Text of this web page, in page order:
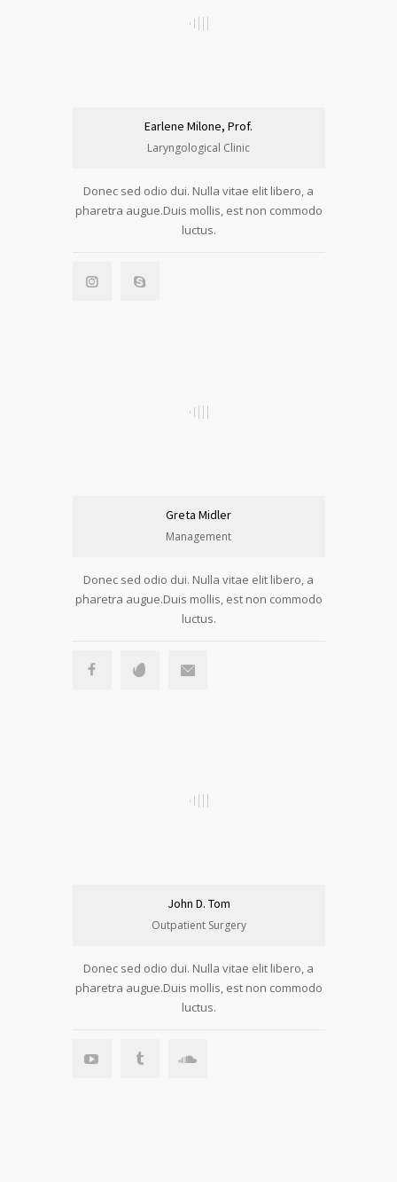
Earlene Milone, Prof.
Laryngological Clinic
Donec sed odio dui. Nulla vitae elit libero, a
pharetra augue.Duis mollis, est non commodo
luctus.
Greta Midler
Management
Donec sed odio dui. Nulla vitae elit libero, a
pharetra augue.Duis mollis, est non commodo
luctus.
John D. Tom
Outpatient Surgery
Donec sed odio dui. Nulla vitae elit libero, a
pharetra augue.Duis mollis, est non commodo
luctus.